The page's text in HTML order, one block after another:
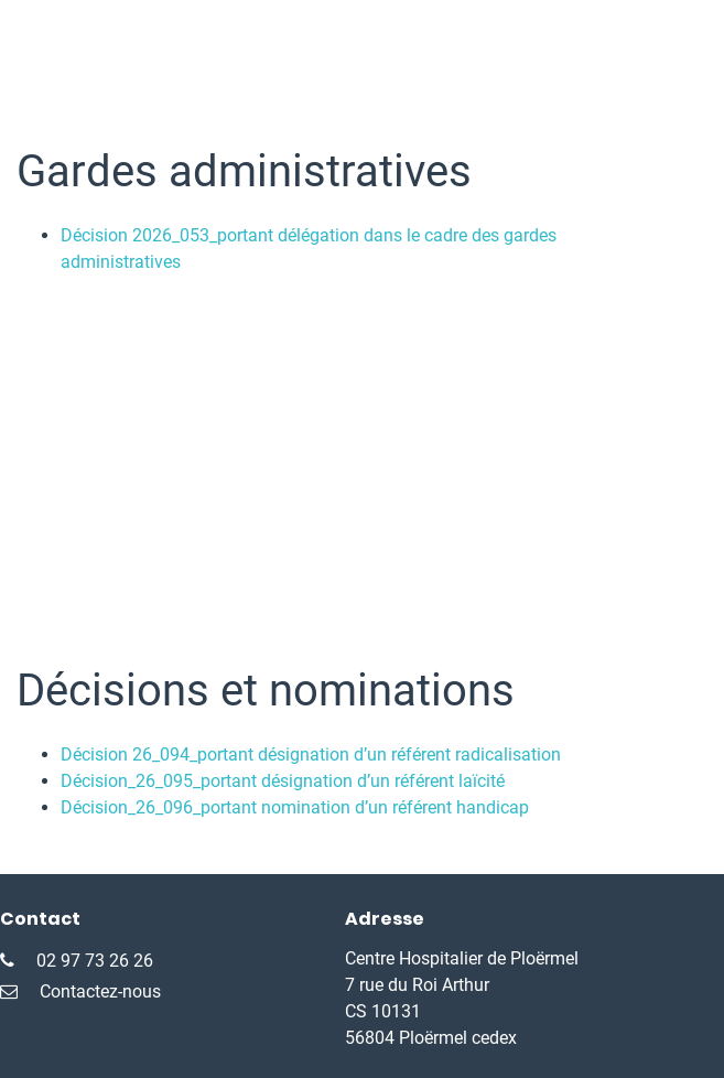
Gardes administratives
Décision 2026_053_portant délégation dans le cadre des gardes
administratives
Décisions et nominations
Décision 26_094_portant désignation d’un référent radicalisation
Décision_26_095_portant désignation d’un référent laïcité
Décision_26_096_portant nomination d’un référent handicap
Contact
02 97 73 26 26
Contactez-nous
Adresse
Centre Hospitalier de Ploërmel
7 rue du Roi Arthur
CS 10131
56804 Ploërmel cedex